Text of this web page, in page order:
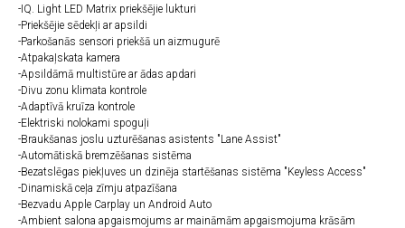
-IQ. Light LED Matrix priekšējie lukturi
-Priekšējie sēdekļi ar apsildi
-Parkošanās sensori priekšā un aizmugurē
-Atpakaļskata kamera
-Apsildāmā multistūre ar ādas apdari
-Divu zonu klimata kontrole
-Adaptīvā kruīza kontrole
-Elektriski nolokami spoguļi
-Braukšanas joslu uzturēšanas asistents "Lane Assist"
-Automātiskā bremzēšanas sistēma
-Bezatslēgas piekļuves un dzinēja startēšanas sistēma "Keyless Access"
-Dinamiskā ceļa zīmju atpazīšana
-Bezvadu Apple Carplay un Android Auto
-Ambient salona apgaismojums ar maināmām apgaismojuma krāsām